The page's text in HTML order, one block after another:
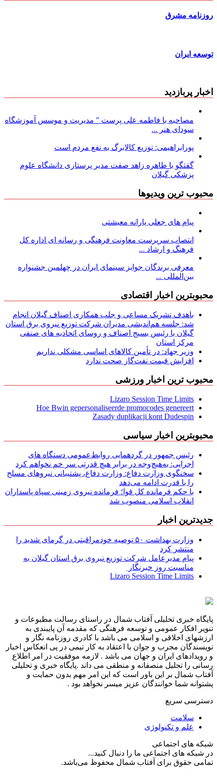
روزنامه مشرق
توسعه ایران
اخبار پربازدید
مصاحبه با فاطمه علی پرست ” مدیریت و موسس آموزشگاه
سودای هنر ...
پورابراهیمی: توزیع کالابرگ به نفع مردم است
گفتگو با طاهره زاهد صفت مدیر پرستاری دانشگاه علوم
پزشکی گیلان
محبوب ترین ویدیوها
پیام های جعلی یارانه معیشتی
انتصاب سرپرست معاونت فرهنگی و رسانه ای اداره کل
فرهنگ و ارشاد ...
معرفی برندگان جوایز سینمای ایران در چهلمین جشنواره
بین‌المللی ...
محبوبترین اخبار اقتصادی
باهدف تشریک مساعی و جلب همکاری اصناف گیلان انجام
شد: جلسه هم‌اندیشی مدیران شركت توزیع نیروی برق استان
گیلان با رئیس بسیج اصناف و روسای اتحادیه های صنفی
مركز استان
وزیر جهاد: در تأمین کالاهای اساسی مشکلی نداریم
افزایش قیمت نفت‌گاز صحت ندارد
محبوب ترین اخبار ورزشی
Lizaro Session Time Limits
Hoe Bwin gepersonaliseerde promocodes genereert
Zasady duplikacji kont Dudespin
محبوبترین اخبار سیاسی
رئیس جمهور در گردهمایی روابط‌عمومی دستگاه های
اجرایی: به‌هیچ‌وجه در برابر هیچ قدرتی سر خم نخواهم کرد
سخنگوی وزارت دفاع: وزارت دفاع، پشتیبانی نیرو‌های مسلح
را با قدرت ادامه می‌دهد
با حکم فرمانده کل قوا؛ فرمانده نیروی زمینی سپاه پاسداران
انقلاب اسلامی منصوب شد
جدیدترین اخبار
وزارت بهداشت ۵۰ توصیه خودمراقبتی در گرمای شدید را
منتشر کرد
پیام مدیرعامل شركت توزیع نیروی برق استان گیلان به
مناسبت روز خبرنگار ‌
Lizaro Session Time Limits
پایگاه خبری تحلیلی آفتاب شمال در راستای رسالت مطبوعات و
تنویر افکار عمومی و توسعه فرهنگی که مقدمه آن پایبندی به
ارزشهای اخلاقی و اسلامی می باشد با کادری روزنامه نگار و
نویسندگان مجرب و جوان با اعتقاد به کار تیمی در پی انعکاس اخبار
و رویدادهای ایران و جهان می باشد . لازمه موفقیت در امر اطلاع
رسانی را تحلیل منصفانه و منطقی می داند .پایگاه خبری و تحلیلی
آفتاب شمال بر این باور است که این امر مهم بدون حمایت و
پشتوانه شما خوانندگان عزیز میسر نخواهد بود .
دسترسی سریع
سلامت
علم و تکنولوژی
شبکه های اجتماعی
در شبکه های اجتماعی ما را دنبال کنید...
تمامی حقوق برای آفتاب شمال محفوظ می‌باشد.